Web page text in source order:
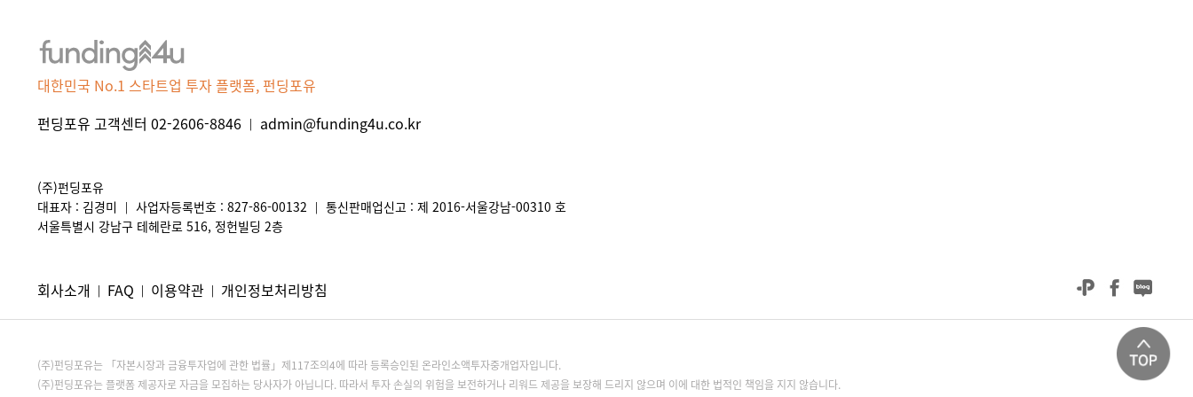
대한민국 No.1 스타트업 투자 플랫폼, 펀딩포유
펀딩포유 고객센터 02-2606-8846 | admin@funding4u.co.kr
(주)펀딩포유
대표자 : 김경미
| 사업자등록번호 : 827-86-00132 | 통신판매업신고 : 제 2016-서울강남-00310 호
서울특별시 강남구 테헤란로 516, 정헌빌딩 2층
회사소개 | FAQ | 이용약관 | 개인정보처리방침
(주)펀딩포유는 「자본시장과 금융투자업에 관한 법률」제117조의4에 따라 등록승인된 온라인소액투자중개업자입니다.
(주)펀딩포유는 플랫폼 제공자로 자금을 모집하는 당사자가 아닙니다. 따라서 투자 손실의 위험을 보전하거나 리워드 제공을 보장해 드리지 않으며 이에 대한 법적인 책임을 지지 않습니다.